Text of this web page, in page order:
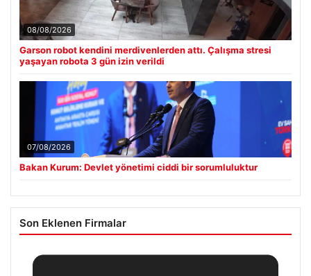
08/08/2026
Garson robot kendini merdivenlerden attı. Çalışma stresi
yaşayan robota 3 gün izin verildi
07/08/2026
Bakan Kurum: Devlet yönetimi ciddi bir sorumluluktur
Son Eklenen Firmalar